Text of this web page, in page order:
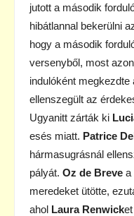
jutott a második
hibátlannal bekerülni
hogy a második
versenyből, most
indulóként megkezdte
ellenszegült az
Ugyanitt zárták ki
esés miatt. Patrice
hármasugrásnál
pályát. Oz de Breve a
meredeket ütötte,
ahol Laura Renwick